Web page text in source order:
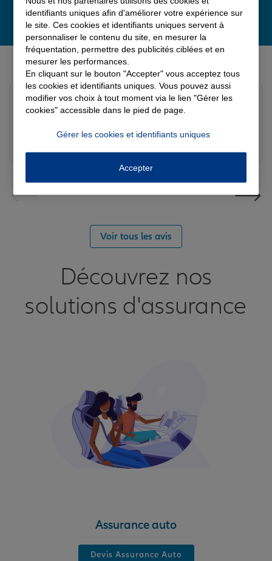
Derniers avis de nos agences Allianz
Note de 5 sur 5
Yori A.
Voir tous les avis
Découvrez nos
solutions d'assurance
Assurance auto
Devis Assurance Auto
identifiants uniques afin d'améliorer votre expérience sur
le site. Ces cookies et identifiants uniques servent à
personnaliser le contenu du site, en mesurer la
fréquentation, permettre des publicités ciblées et en
mesurer les performances.
En cliquant sur le bouton "Accepter" vous acceptez tous
les cookies et identifiants uniques. Vous pouvez aussi
modifier vos choix à tout moment via le lien "Gérer les
cookies" accessible dans le pied de page.
Gérer les cookies et identifiants uniques
Accepter